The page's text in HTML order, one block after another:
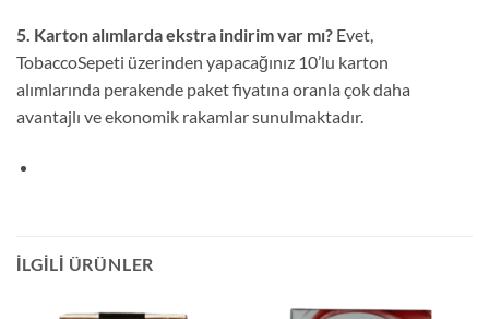
5. Karton alımlarda ekstra indirim var mı? Evet,
TobaccoSepeti üzerinden yapacağınız 10’lu karton
alımlarında perakende paket fiyatına oranla çok daha
avantajlı ve ekonomik rakamlar sunulmaktadır.
İLGILI ÜRÜNLER